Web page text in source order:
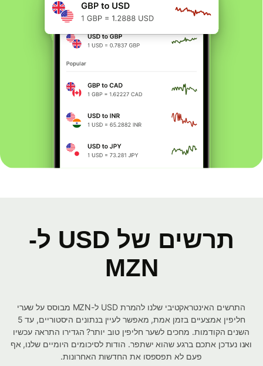
תרשים של USD ל-
MZN
התרשים האינטראקטיבי שלנו להמרת USD ל-MZN מבוסס על שערי
חליפין אמצעיים בזמן אמת, מאפשר לעיין בנתונים היסטוריים, עד 5
השנים הקודמות. מחכים לשער חליפין טוב יותר? הגדירו התראה עכשיו
ואנו נעדכן אתכם ברגע שהוא ישתפר. הודות לסיכומים היומיים שלנו, אף
פעם לא תפספסו את החדשות האחרונות.